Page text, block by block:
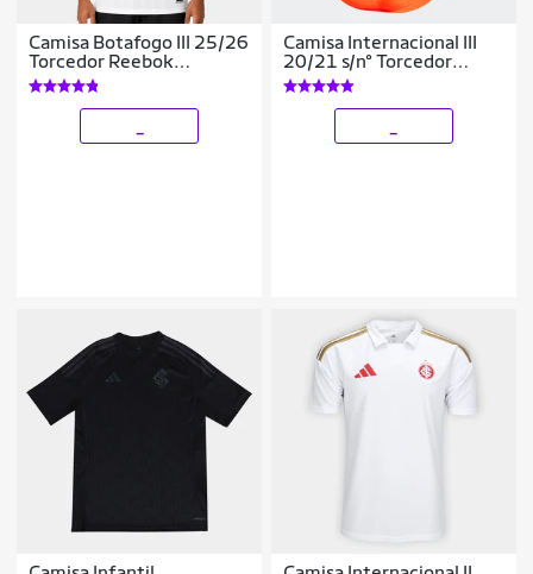
Camisa Botafogo III 25/26
Torcedor Reebok
Masculina
Camisa Internacional III
20/21 s/n° Torcedor
Adidas Feminina